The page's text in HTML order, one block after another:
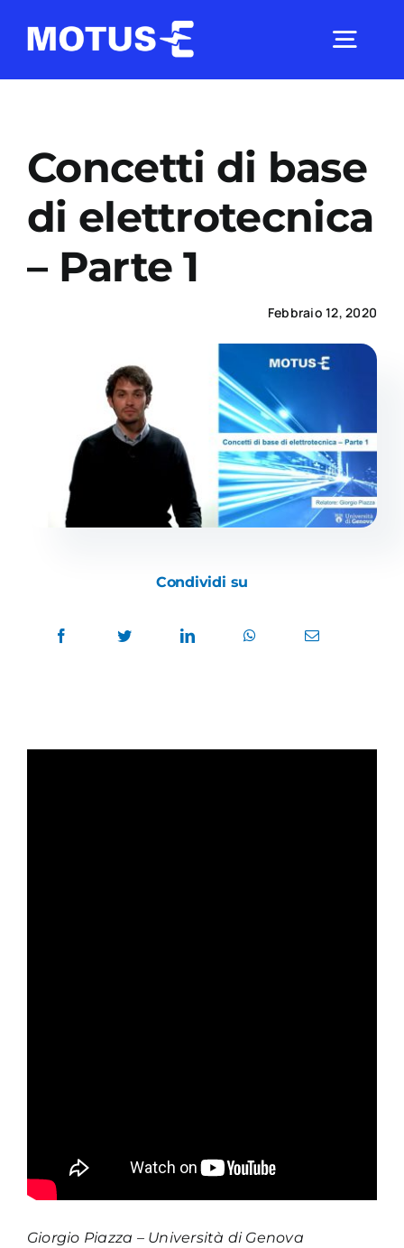
Studi e ricerche
Analisi di mercato
Comunicati Stampa
Academy
Concetti di base
di elettrotecnica
– Parte 1
Febbraio 12, 2020
Condividi su
Giorgio Piazza – Università di Genova